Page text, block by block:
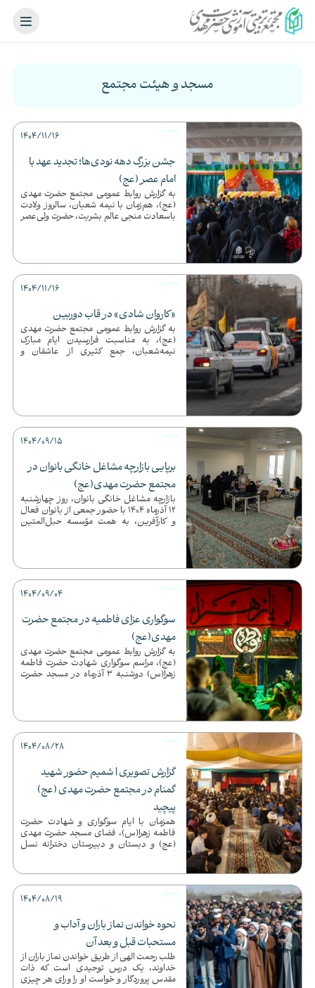
مسجد و هیئت مجتمع
جشن بزرگ دهه نودی‌ها؛ تجدید عهد با
امام عصر (عج)
به گزارش روابط عمومی مجتمع حضرت مهدی
(عج)، هم‌زمان با نیمه شعبان، سالروز ولادت
باسعادت منجی عالم بشریت، حضرت ولی‌عصر
1404/11/16
«کاروان شادی» در قاب دوربین
به گزارش روابط عمومی مجتمع حضرت مهدی
(عج)، به مناسبت فرارسیدن ایام مبارک
نیمه‌شعبان، جمع کثیری از عاشقان و
1404/11/16
برپایی بازارچه مشاغل خانگی بانوان در
مجتمع حضرت مهدی(عج)
بازارچه مشاغل خانگی بانوان، روز چهارشنبه
12 آذرماه 1404 با حضور جمعی از بانوان فعال
و کارآفرین، به همت مؤسسه حبل‌المتین
1404/09/15
سوگواری عزای فاطمیه در مجتمع حضرت
مهدی(عج)
به گزارش روابط عمومی مجتمع حضرت مهدی
(عج)، مراسم سوگواری شهادت حضرت فاطمه
زهرا(س) دوشنبه 3 آذرماه در مسجد حضرت
1404/09/04
گزارش تصویری | شمیم حضور شهید
گمنام در مجتمع حضرت مهدی (عج)
پیچید
همزمان با ایام سوگواری و شهادت حضرت
فاطمه زهرا(س)، فضای مسجد حضرت مهدی
(عج) و دبستان و دبیرستان دخترانه نسل
1404/08/28
نحوه خواندن نماز باران و آداب و
مستحبات قبل و بعد آن
طلب رحمت الهی از طریق خواندن نماز باران از
خداوند، یک درس توحیدی است که ذات
مقدس پروردگار و خواست او را ورای هر چیزی
1404/08/19